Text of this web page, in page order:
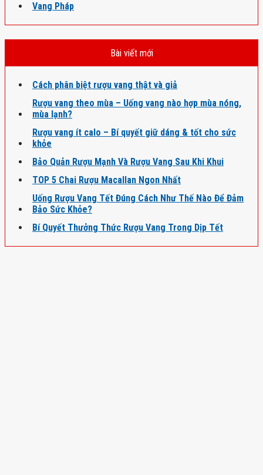
Vang Pháp
Bài viết mới
Cách phân biệt rượu vang thật và giả
Rượu vang theo mùa – Uống vang nào hợp mùa nóng,
mùa lạnh?
Rượu vang ít calo – Bí quyết giữ dáng & tốt cho sức
khỏe
Bảo Quản Rượu Mạnh Và Rượu Vang Sau Khi Khui
TOP 5 Chai Rượu Macallan Ngon Nhất
Uống Rượu Vang Tết Đúng Cách Như Thế Nào Để Đảm
Bảo Sức Khỏe?
Bí Quyết Thưởng Thức Rượu Vang Trong Dịp Tết